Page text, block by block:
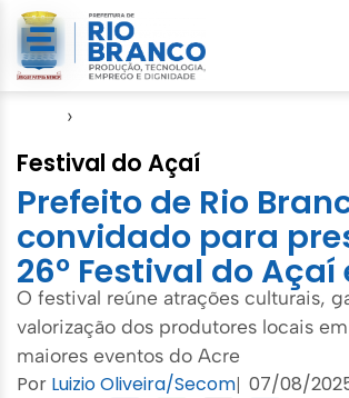
›
Festival do Açaí
Prefeito de Rio
convidado para
26º Festival do Açaí
O festival reúne atrações culturais,
valorização dos produtores locais
maiores eventos do Acre
Por Luizio Oliveira/Secom| 07/08/